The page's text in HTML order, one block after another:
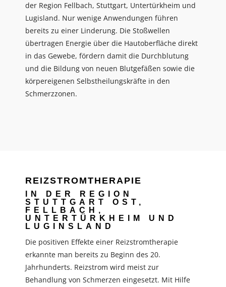
der Region Fellbach, Stuttgart, Untertürkheim und
Lugisland. Nur wenige Anwendungen führen
bereits zu einer Linderung. Die Stoßwellen
übertragen Energie über die Hautoberfläche direkt
in das Gewebe, fördern damit die Durchblutung
und die Bildung von neuen Blutgefäßen sowie die
körpereigenen Selbstheilungskräfte in den
Schmerzzonen.
REIZSTROMTHERAPIE
IN DER REGION
STUTTGART OST,
FELLBACH,
UNTERTÜRKHEIM UND
LUGINSLAND
Die positiven Effekte einer Reizstromtherapie
erkannte man bereits zu Beginn des 20.
Jahrhunderts. Reizstrom wird meist zur
Behandlung von Schmerzen eingesetzt. Mit Hilfe